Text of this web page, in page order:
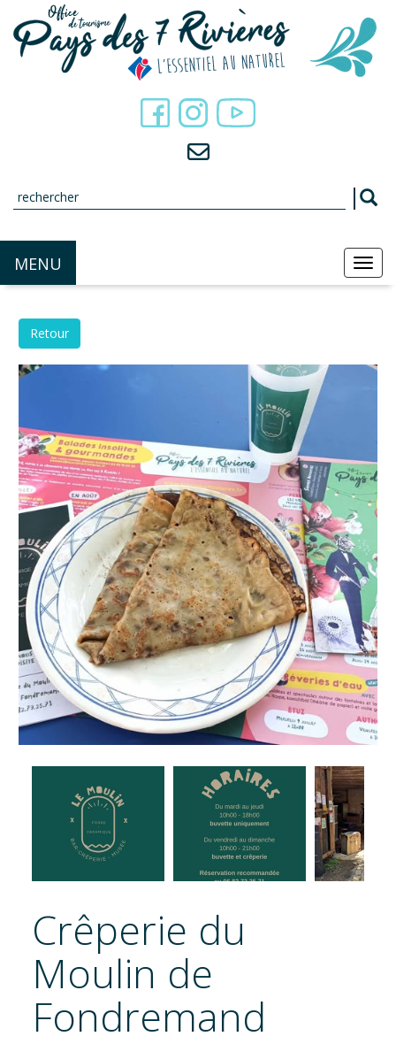
MENU
Retour
Crêperie du
Moulin de
Fondremand
Panneau de gestion des cookies